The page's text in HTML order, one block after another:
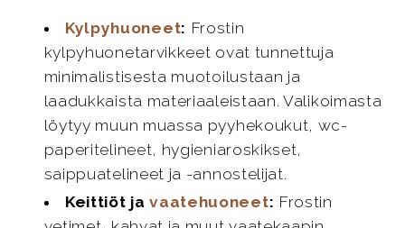
Kylpyhuoneet: Frostin
kylpyhuonetarvikkeet ovat tunnettuja
minimalistisesta muotoilustaan ja
laadukkaista materiaaleistaan. Valikoimasta
löytyy muun muassa pyyhekoukut, wc-
paperitelineet, hygieniaroskikset,
saippuatelineet ja -annostelijat.
Keittiöt javaatehuoneet: Frostin